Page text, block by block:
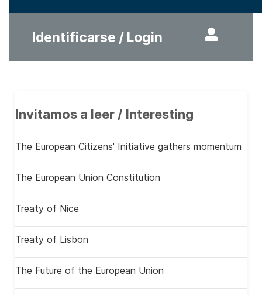
Identificarse / Login
Invitamos a leer / Interesting
The European Citizens' Initiative gathers momentum
The European Union Constitution
Treaty of Nice
Treaty of Lisbon
The Future of the European Union